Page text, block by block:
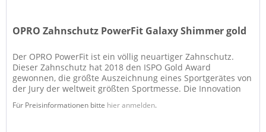
OPRO Zahnschutz PowerFit Galaxy Shimmer gold
Der OPRO PowerFit ist ein völlig neuartiger Zahnschutz.
Dieser Zahnschutz hat 2018 den ISPO Gold Award
gewonnen, die größte Auszeichnung eines Sportgerätes von
der Jury der weltweit größten Sportmesse. Die Innovation
Für Preisinformationen bitte hier anmelden.